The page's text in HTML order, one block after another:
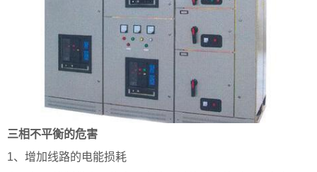
三相不平衡的危害
1、增加线路的电能损耗